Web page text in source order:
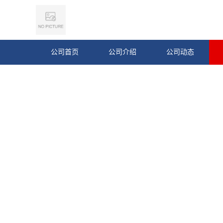
公司首页 公司介绍 公司动态